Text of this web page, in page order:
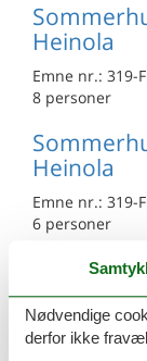
Heinola
Emne nr.: 319-
8 personer
Heinola
Emne nr.: 319-
6 personer
Heinola
Emne nr.:319-
6 personer
Nødvendige
derfor ikke